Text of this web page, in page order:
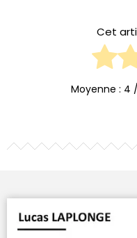
Cet
Moyenne : 4